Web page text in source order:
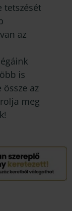
tetszését
az
is
az
meg